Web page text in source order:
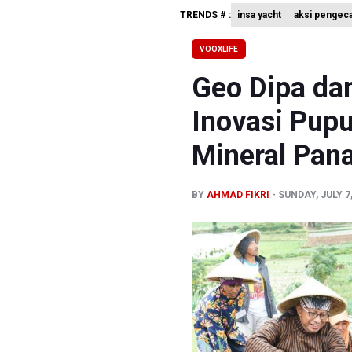
BPIP:
BNPB
TRENDS # : insa yacht aksi
VOOXLIFE
Geo Dipa
Inovasi
Mineral
BY AHMAD FIKRI SUNDAY, JULY